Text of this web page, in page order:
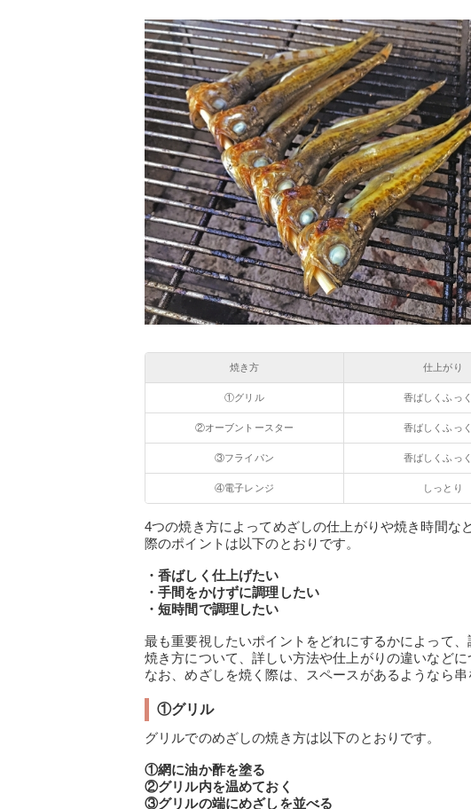
焼き方 仕上がり
①グリル 香ばしくふっ
②オーブントースター 香ばしくふっ
③フライパン 香ばしくふっ
④電子レンジ しっとり
4つの焼き方によってめざしの仕上がりや焼き時間な
際のポイントは以下のとおりです。
・香ばしく仕上げたい
・手間をかけずに調理したい
・短時間で調理したい
最も重要視したいポイントをどれにするかによって
焼き方について、詳しい方法や仕上がりの違いなど
なお、めざしを焼く際は、スペースがあるようなら串
①グリル
グリルでのめざしの焼き方は以下のとおりです。
①網に油か酢を塗る
②グリル内を温めておく
③グリルの端にめざしを並べる